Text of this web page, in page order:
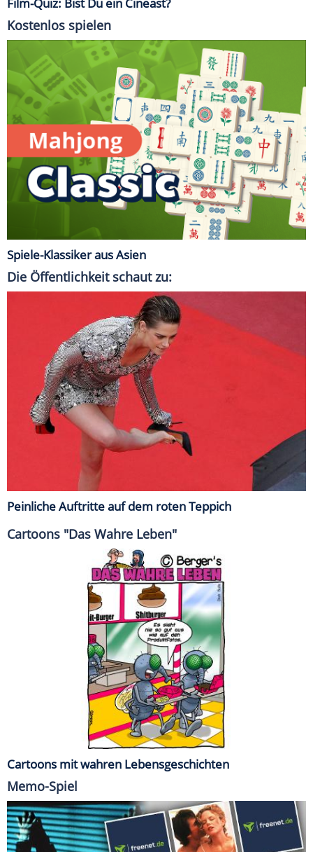
Kostenlos spielen
Spiele-Klassiker aus Asien
Die Öffentlichkeit schaut zu:
Peinliche Auftritte auf dem roten Teppich
Cartoons "Das Wahre Leben"
Cartoons mit wahren Lebensgeschichten
Memo-Spiel